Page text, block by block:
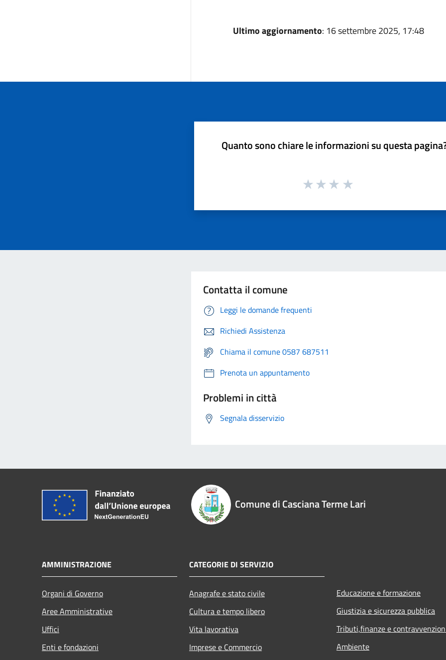
Ultimo aggiornamento: 16 settembre 2025, 17:48
Quanto sono chiare le informazioni su questa
Contatta il comune
Leggi le domande frequenti
Richiedi Assistenza
Chiama il comune 0587 687511
Prenota un appuntamento
Problemi in città
Segnala disservizio
Comune di Casciana Terme Lari
AMMINISTRAZIONE
Organi di Governo
Aree Amministrative
Uffici
Enti e fondazioni
CATEGORIE DI SERVIZIO
Anagrafe e stato civile
Cultura e tempo libero
Vita lavorativa
Imprese e Commercio
Educazione e formazione
Giustizia e sicurezza pubblica
Tributi,finanze e
Ambiente